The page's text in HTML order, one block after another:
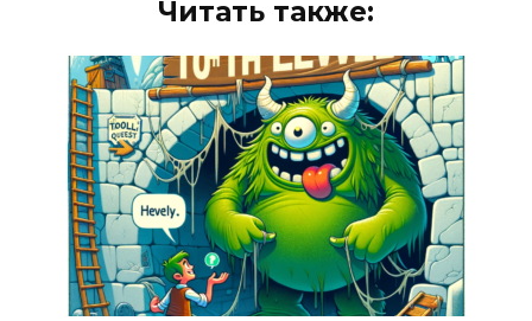
Читать также: